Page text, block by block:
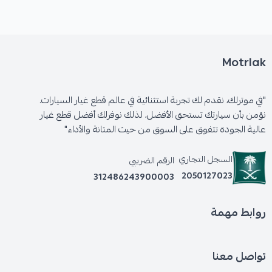
Motrlak
"في موترلك، نقدم لك تجربة استثنائية في عالم قطع غيار السيارات.
نؤمن بأن سيارتك تستحق الأفضل، لذلك نوفرلك أفضل قطع غيار
عالية الجودة تتفوق على السوق من حيث المتانة والأداء"
السجل التجاري
2050127023
الرقم الضريبي
312486243900003
روابط مهمة
تواصل معنا